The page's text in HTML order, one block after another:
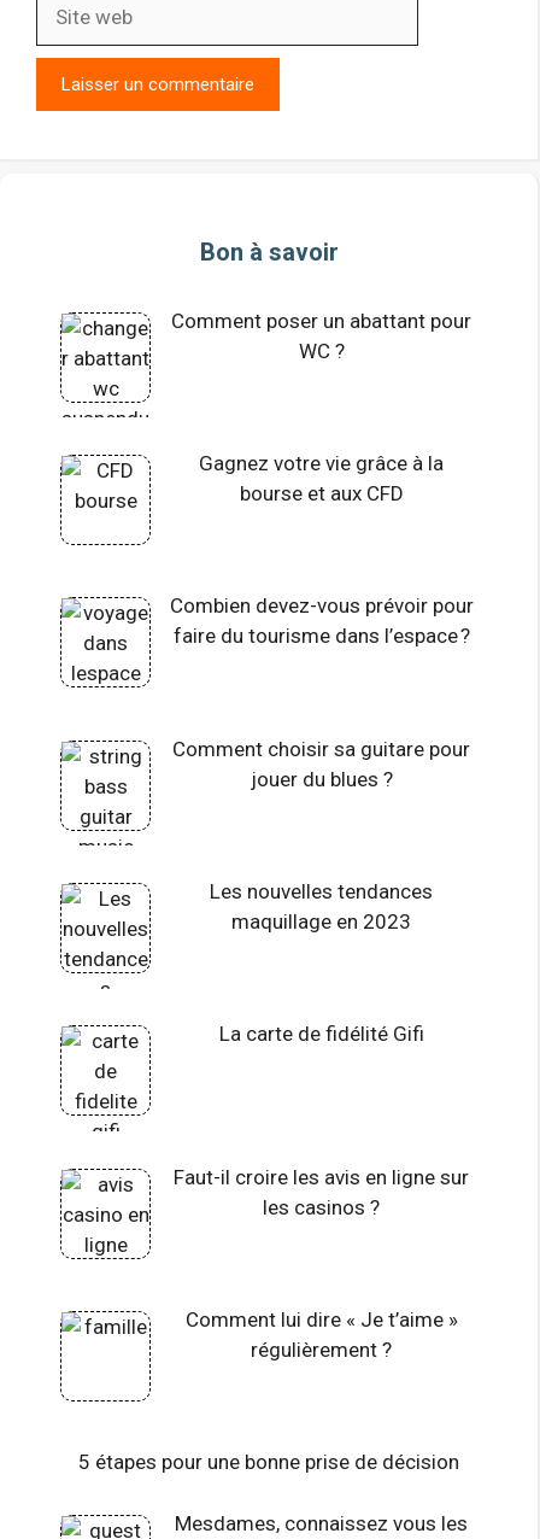
web
Bon à savoir
Comment poser un abattant pour
WC ?
Gagnez votre vie grâce à la
bourse et aux CFD
Combien devez-vous prévoir pour
faire du tourisme dans l’espace ?
Comment choisir sa guitare pour
jouer du blues ?
Les nouvelles tendances
maquillage en 2023
La carte de fidélité Gifi
Faut-il croire les avis en ligne sur
les casinos ?
Comment lui dire « Je t’aime »
régulièrement ?
5 étapes pour une bonne prise de décision
Mesdames, connaissez vous les